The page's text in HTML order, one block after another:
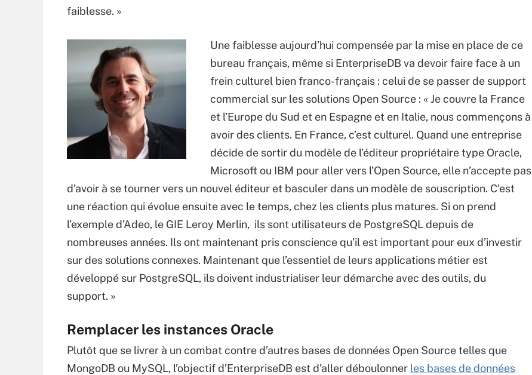
faiblesse. »
Une faiblesse aujourd’hui compensée par la mise en place de ce
bureau français, même si EnterpriseDB va devoir faire face à un
frein culturel bien franco-français : celui de se passer de support
commercial sur les solutions Open Source : « Je couvre la France
et l’Europe du Sud et en Espagne et en Italie, nous commençons à
avoir des clients. En France, c’est culturel. Quand une entreprise
décide de sortir du modèle de l’éditeur propriétaire type Oracle,
Microsoft ou IBM pour aller vers l’Open Source, elle n’accepte pas
d’avoir à se tourner vers un nouvel éditeur et basculer dans un modèle de souscription. C’est
une réaction qui évolue ensuite avec le temps, chez les clients plus matures. Si on prend
l’exemple d’Adeo, le GIE Leroy Merlin, ils sont utilisateurs de PostgreSQL depuis de
nombreuses années. Ils ont maintenant pris conscience qu’il est important pour eux d’investir
sur des solutions connexes. Maintenant que l’essentiel de leurs applications métier est
développé sur PostgreSQL, ils doivent industrialiser leur démarche avec des outils, du
support. »
Remplacer les instances Oracle
Plutôt que se livrer à un combat contre d’autres bases de données Open Source telles que
MongoDB ou MySQL, l’objectif d’EnterpriseDB est d’aller déboulonner les bases de données